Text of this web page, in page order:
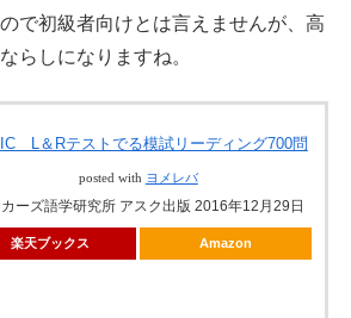
で初級者向けとは言えませんが、高
らしになりますね。
L＆Rテストでる模試リーディング700問
posted with ヨメレバ
ーズ語学研究所 アスク出版 2016年12月29日
楽天ブックス Amazon